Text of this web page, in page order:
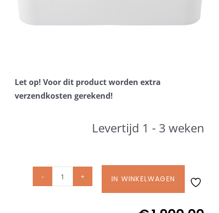
Parasolvoeten
Beschermhoezen
Glatz parasoldoeken
Let op! Voor dit product worden extra
verzendkosten gerekend!
Levertijd 1 - 3 weken
Glatz
IN WINKELWAGEN